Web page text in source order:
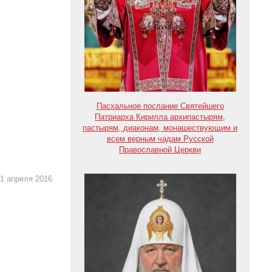
апреля 2016
Пасхальное послание Святейшего
Патриарха Кирилла архипастырям,
пастырям, диаконам, монашествующим и
всем верным чадам Русской
Православной Церкви